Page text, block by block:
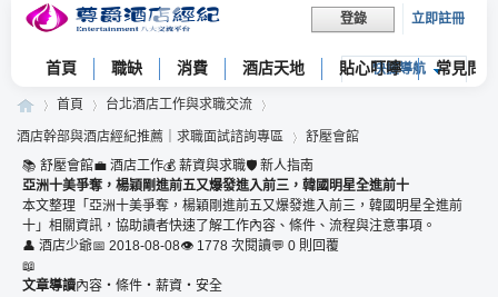
登錄 立即註冊
快捷導航
首頁 職缺 消費 酒店天地 貼心叮嚀 常見問題
尊 »
首頁
›
台北酒店工作與求職交流
›
酒店幹部與酒店經紀推薦｜求職面試諮詢專區
舒壓會館
📚 舒壓會館💼 酒店工作💰 薪資與求職🛡 新人指南
亞洲十美爭奪，楊穎剛進前五又爆發進入前三，韓國明星全進前十
本文整理「亞洲十美爭奪，楊穎剛進前五又爆發進入前三，韓國明星全進前
十」相關資訊，協助讀者快速了解工作內容、條件、流程與注意事項。
👤 酒店少爺📅 2018-08-08👁 1778 次閱讀💬 0 則回覆
📖
文章導讀內容・條件・薪資・安全